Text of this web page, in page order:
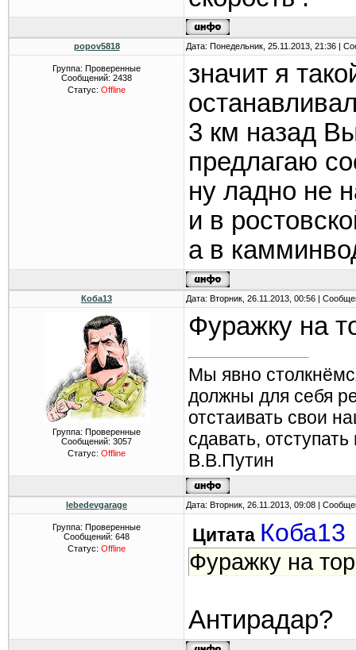
popov5818 Дата: Понедельник, 25.11.2013, 21:36 |
Группа: Проверенные
Сообщений: 2438
Статус: Offline
значит я
3 км назад
предлагаю
ну ладно не
и в
а в
Коба13 Дата: Вторник, 26.11.2013, 00:56 |
Группа: Проверенные
Сообщений: 3057
Статус: Offline
Фуражку на
Мы явно
должны для себя
отстаивать свои
сдавать,
В.В.Путин
lebedevgarage Дата: Вторник, 26.11.2013, 09:08 |
Группа: Проверенные
Сообщений: 648
Статус: Offline
Цитата Коба13
Фуражку на
Антирадар?